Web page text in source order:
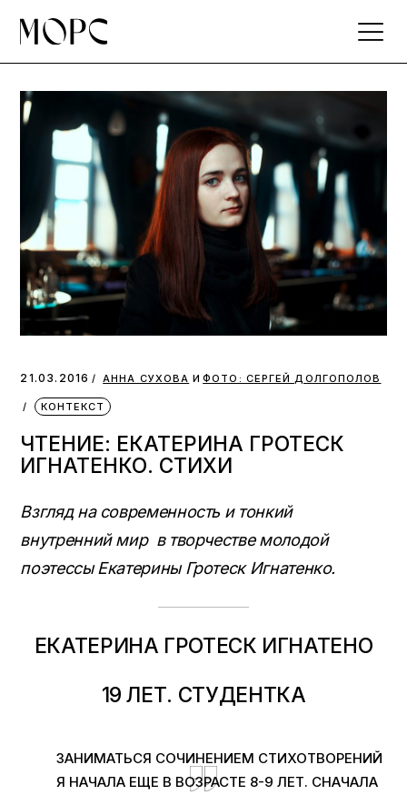
the
21.03.2016 АННА СУХОВА иФОТО: СЕРГЕЙ ДОЛГОПОЛОВ
КОНТЕКСТ
ЧТЕНИЕ: ЕКАТЕРИНА ГРОТЕСК
ИГНАТЕНКО. СТИХИ
Взгляд на современность и тонкий
внутренний мир в творчестве молодой
поэтессы Екатерины Гротеск Игнатенко.
ЕКАТЕРИНА ГРОТЕСК ИГНАТЕНО
19 ЛЕТ. СТУДЕНТКА
ЗАНИМАТЬСЯ СОЧИНЕНИЕМ СТИХОТВОРЕНИЙ
Я НАЧАЛА ЕЩЕ В ВОЗРАСТЕ 8-9 ЛЕТ. СНАЧАЛА